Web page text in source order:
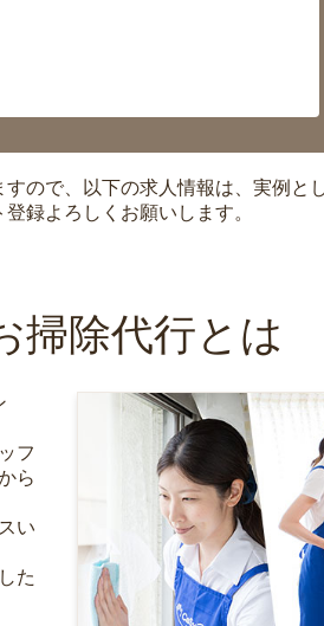
ので、以下の求人情報は、実例と
録よろしくお願いします。
掃除代行とは
フ
ら
い
た